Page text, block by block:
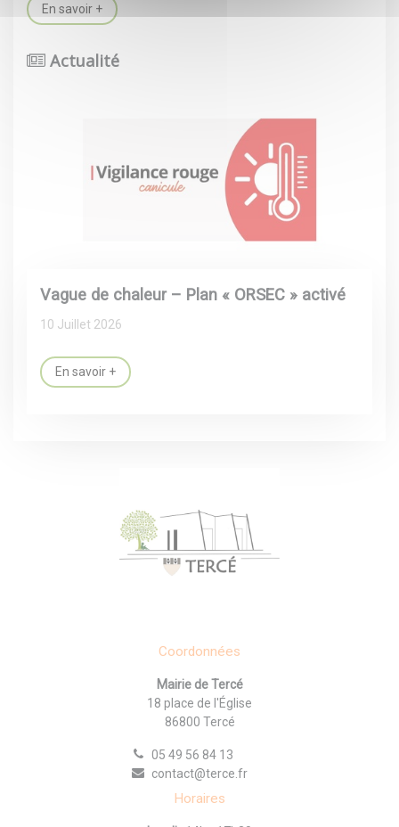
En savoir +
Actualité
Vague de chaleur – Plan « ORSEC » activé
10 Juillet 2026
En savoir +
Coordonnées
Mairie de Tercé
18 place de l'Église
86800 Tercé
05 49 56 84 13
contact@terce.fr
Horaires